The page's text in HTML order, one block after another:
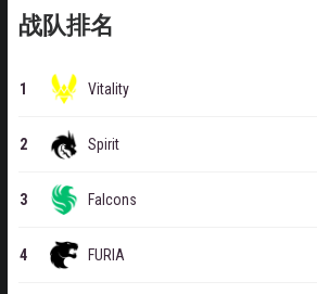
战队排名
Vitality
Spirit
Falcons
FURIA